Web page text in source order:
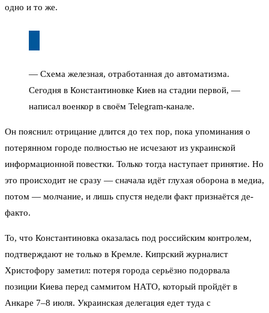
одно и то же.
— Схема железная, отработанная до автоматизма.
Сегодня в Константиновке Киев на стадии первой, —
написал военкор в своём Telegram-канале.
Он пояснил: отрицание длится до тех пор, пока упоминания о
потерянном городе полностью не исчезают из украинской
информационной повестки. Только тогда наступает принятие. Но
это происходит не сразу — сначала идёт глухая оборона в медиа,
потом — молчание, и лишь спустя недели факт признаётся де-
факто.
То, что Константиновка оказалась под российским контролем,
подтверждают не только в Кремле. Кипрский журналист
Христофору заметил: потеря города серьёзно подорвала
позиции Киева перед саммитом НАТО, который пройдёт в
Анкаре 7–8 июля. Украинская делегация едет туда с